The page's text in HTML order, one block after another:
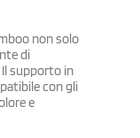
non solo
di
supporto in
con gli
e